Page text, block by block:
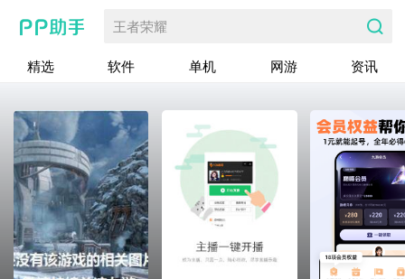
王者荣耀
精选 软件 单机 网游 资讯